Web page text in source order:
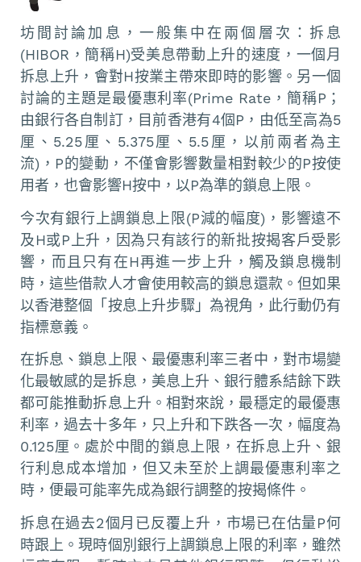
坊間討論加息，一般集中在兩個層次：拆息
(HIBOR，簡稱H)受美息帶動上升的速度，一個月
拆息上升，會對H按業主帶來即時的影響。另一個
討論的主題是最優惠利率(Prime Rate，簡稱P；
由銀行各自制訂，目前香港有4個P，由低至高為5
厘、5.25厘、5.375厘、5.5厘，以前兩者為主
流)，P的變動，不僅會影響數量相對較少的P按使
用者，也會影響H按中，以P為準的鎖息上限。
今次有銀行上調鎖息上限(P減的幅度)，影響遠不
及H或P上升，因為只有該行的新批按揭客戶受影
響，而且只有在H再進一步上升，觸及鎖息機制
時，這些借款人才會使用較高的鎖息還款。但如果
以香港整個「按息上升步驟」為視角，此行動仍有
指標意義。
在拆息、鎖息上限、最優惠利率三者中，對市場變
化最敏感的是拆息，美息上升、銀行體系結餘下跌
都可能推動拆息上升。相對來說，最穩定的最優惠
利率，過去十多年，只上升和下跌各一次，幅度為
0.125厘。處於中間的鎖息上限，在拆息上升、銀
行利息成本增加，但又未至於上調最優惠利率之
時，便最可能率先成為銀行調整的按揭條件。
拆息在過去2個月已反覆上升，市場已在估量P何
時跟上。現時個別銀行上調鎖息上限的利率，雖然